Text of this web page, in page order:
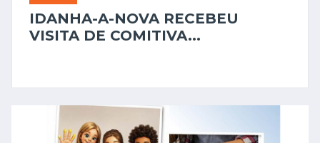
IDANHA-A-NOVA RECEBEU
VISITA DE COMITIVA...